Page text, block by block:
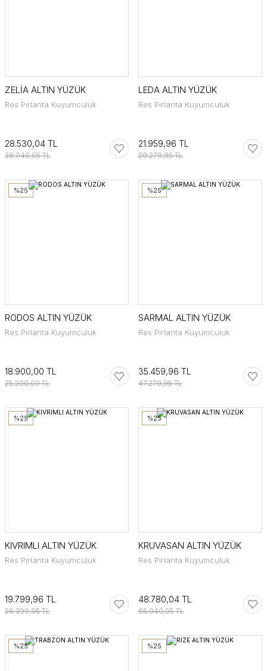
ZELİA ALTIN YÜZÜK
Res Pırlanta Kuyumculuk
28.530,04 TL
38.040,05 TL
LEDA ALTIN YÜZÜK
Res Pırlanta Kuyumculuk
21.959,96 TL
29.279,95 TL
%25
RODOS ALTIN YÜZÜK
Res Pırlanta Kuyumculuk
18.900,00 TL
25.200,00 TL
%25
SARMAL ALTIN YÜZÜK
Res Pırlanta Kuyumculuk
35.459,96 TL
47.279,95 TL
%25
KIVRIMLI ALTIN YÜZÜK
Res Pırlanta Kuyumculuk
19.799,96 TL
26.399,95 TL
%25
KRUVASAN ALTIN YÜZÜK
Res Pırlanta Kuyumculuk
48.780,04 TL
65.040,05 TL
%25 %25